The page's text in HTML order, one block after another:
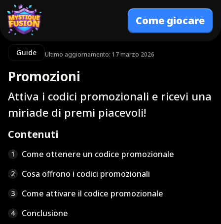
Come giocare
Guide Ultimo aggiornamento: 17 marzo 2026
Promozioni
Attiva i codici promozionali e ricevi una
miriade di premi piacevoli!
Contenuti
1 Come ottenere un codice promozionale
2 Cosa offrono i codici promozionali
3 Come attivare il codice promozionale
4 Conclusione